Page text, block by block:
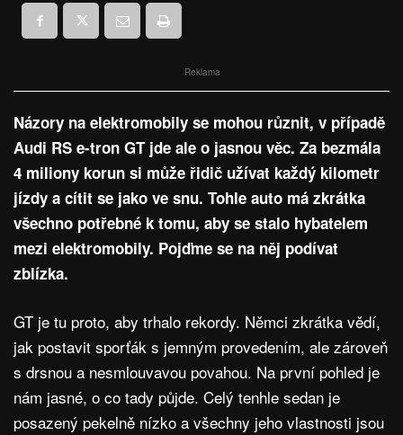
Reklama
Názory na elektromobily se mohou různit, v případě
Audi RS e-tron GT jde ale o jasnou věc. Za bezmála
4 miliony korun si může řidič užívat každý kilometr
jízdy a cítit se jako ve snu. Tohle auto má zkrátka
všechno potřebné k tomu, aby se stalo hybatelem
mezi elektromobily. Pojďme se na něj podívat
zblízka.
GT je tu proto, aby trhalo rekordy. Němci zkrátka vědí,
jak postavit sporťák s jemným provedením, ale zároveň
s drsnou a nesmlouvavou povahou. Na první pohled je
nám jasné, o co tady půjde. Celý tenhle sedan je
posazený pekelně nízko a všechny jeho vlastnosti jsou